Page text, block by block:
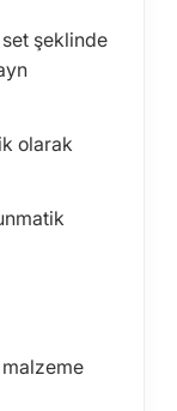
şeklinde
olarak